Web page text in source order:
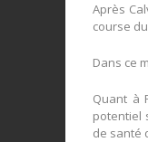
Après
course
Dans ce
Quant à
potentiel
de santé